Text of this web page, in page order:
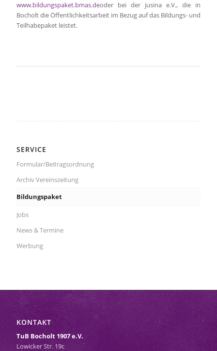
www.bildungspaket.bmas.deoder bei der jusina e.V., die in
Bocholt die Öffentlichkeitsarbeit im Bezug auf das Bildungs- und
Teilhabepaket leistet.
SERVICE
Formular/Beitragsordnung
Archiv Vereinszeitung
Bildungspaket
Jobs
News & Termine
Werbung
KONTAKT
TuB Bocholt 1907 e.V.
Lowicker Str. 19c